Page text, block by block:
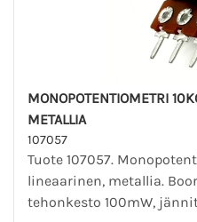
MONOPOTENTIOMETRI
METALLIA
107057
Tuote 107057.
lineaarinen, metallia.
tehonkesto 100mW,